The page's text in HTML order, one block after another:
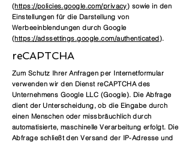
(https://policies.google.com/privacy) sowie in den
Einstellungen für die Darstellung von
Werbeeinblendungen durch Google
(https://adssettings.google.com/authenticated).
reCAPTCHA
Zum Schutz Ihrer Anfragen per Internetformular
verwenden wir den Dienst reCAPTCHA des
Unternehmens Google LLC (Google). Die Abfrage
dient der Unterscheidung, ob die Eingabe durch
einen Menschen oder missbräuchlich durch
automatisierte, maschinelle Verarbeitung erfolgt. Die
Abfrage schließt den Versand der IP-Adresse und